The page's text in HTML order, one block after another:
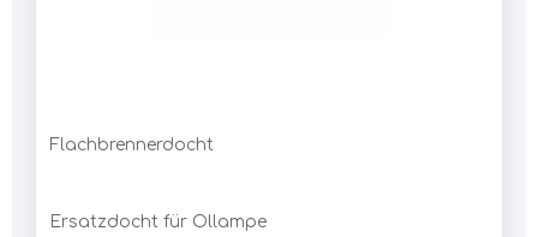
Flachbrennerdocht
Ersatzdocht für Öllampe